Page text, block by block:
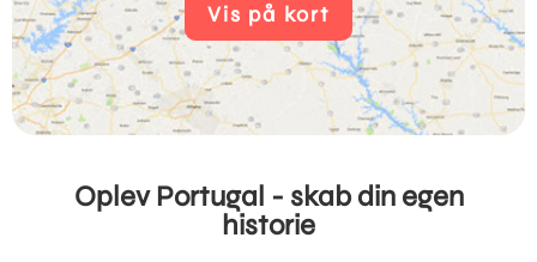
Vis på kort
Oplev Portugal - skab din egen
historie